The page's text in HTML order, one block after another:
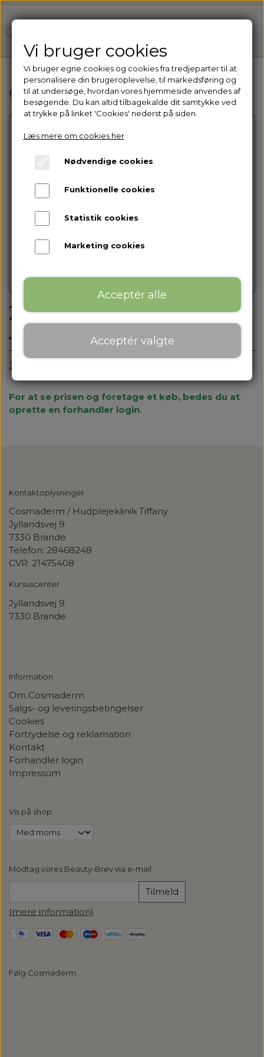
Forside Ejer du en klinik? Få adgang til vores
24 Karat Guldflager
24 Karat Guldflager
For at se prisen og foretage et køb, bedes du at
oprette en forhandler login.
Kontaktoplysninger
Cosmaderm / Hudplejeklinik Tiffany
Jyllandsvej 9
7330 Brande
Telefon: 28468248
CVR: 21475408
Kursuscenter
Jyllandsvej 9
7330 Brande
Information
Om Cosmaderm
Salgs- og leveringsbetingelser
Cookies
Fortrydelse og reklamation
Kontakt
Forhandler login
Impressum
Vis på shop
Modtag vores Beauty-Brev via e-mail
Tilmeld
(mere information)
Følg Cosmaderm
Vi bruger cookies
Vi bruger egne cookies og cookies fra tredjeparter til at
personalisere din brugeroplevelse, til markedsføring og
til at undersøge, hvordan vores hjemmeside anvendes af
besøgende. Du kan altid tilbagekalde dit samtykke ved
at trykke på linket 'Cookies' nederst på siden.
Læs mere om cookies her
Nødvendige cookies
Funktionelle cookies
Statistik cookies
Marketing cookies
Acceptér alle
Acceptér valgte